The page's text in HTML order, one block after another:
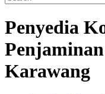
Penyedia
Karawang